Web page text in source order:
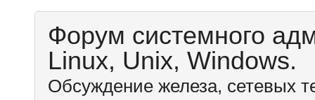
Форум системного
Linux, Unix, Windows.
Обсуждение железа, сетевых